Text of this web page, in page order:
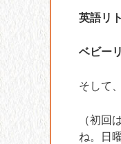
英語リ
ベビー
そして
（初回
ね。日